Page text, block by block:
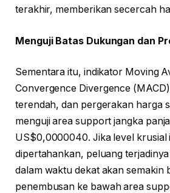
terakhir, memberikan secercah
Menguji Batas Dukungan dan
Sementara itu, indikator Moving
Convergence Divergence
terendah, dan pergerakan harga
menguji area support jangka
US$0,0000040. Jika level krusial
dipertahankan, peluang
dalam waktu dekat akan semakin
penembusan ke bawah area